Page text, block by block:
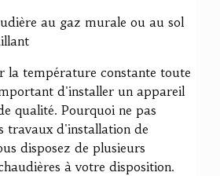
au gaz murale ou au sol
la température constante toute
d'installer un appareil
qualité. Pourquoi ne pas
travaux d'installation de
disposez de plusieurs
à votre disposition.